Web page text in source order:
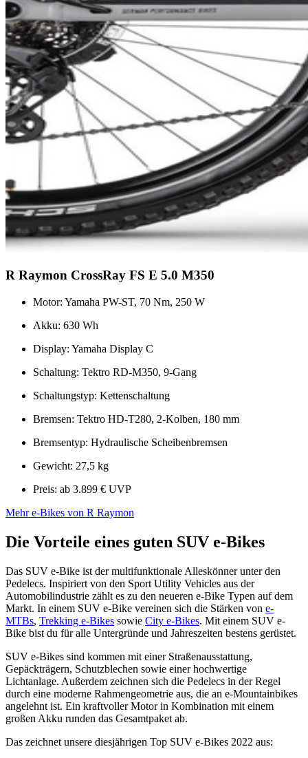
R Raymon CrossRay FS E 5.0 M350
Motor: Yamaha PW-ST, 70 Nm, 250 W
Akku: 630 Wh
Display: Yamaha Display C
Schaltung: Tektro RD-M350, 9-Gang
Schaltungstyp: Kettenschaltung
Bremsen: Tektro HD-T280, 2-Kolben, 180 mm
Bremsentyp: Hydraulische Scheibenbremsen
Gewicht: 27,5 kg
Preis: ab 3.899 € UVP
Mehr e-Bikes von R Raymon
Die Vorteile eines guten SUV e-Bikes
Das SUV e-Bike ist der multifunktionale Alleskönner unter den
Pedelecs. Inspiriert von den Sport Utility Vehicles aus der
Automobilindustrie zählt es zu den neueren e-Bike Typen auf dem
Markt. In einem SUV e-Bike vereinen sich die Stärken von e-
MTBs, Trekking e-Bikes sowie City e-Bikes. Mit einem SUV e-
Bike bist du für alle Untergründe und Jahreszeiten bestens gerüstet.
SUV e-Bikes sind kommen mit einer Straßenausstattung,
Gepäckträgern, Schutzblechen sowie einer hochwertige
Lichtanlage. Außerdem zeichnen sich die Pedelecs in der Regel
durch eine moderne Rahmengeometrie aus, die an e-Mountainbikes
angelehnt ist. Ein kraftvoller Motor in Kombination mit einem
großen Akku runden das Gesamtpaket ab.
Das zeichnet unsere diesjährigen Top SUV e-Bikes 2022 aus: